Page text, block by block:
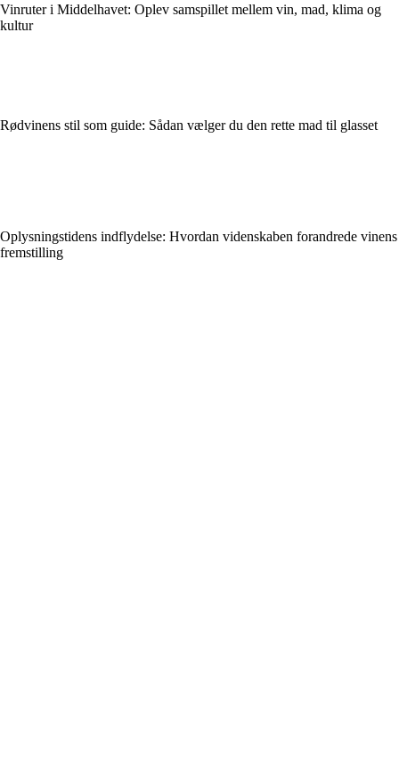
Vinruter i Middelhavet: Oplev samspillet mellem vin, mad, klima og
kultur
Rødvinens stil som guide: Sådan vælger du den rette mad til glasset
Oplysningstidens indflydelse: Hvordan videnskaben forandrede vinens
fremstilling